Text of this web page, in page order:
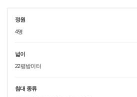
정원
4명
넓이
22평방미터
침대 종류